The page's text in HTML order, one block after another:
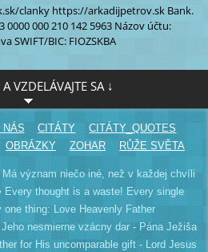
clankyhttps://arkadijpetrov.skBank.
0000000 210 142 5963Názov účtu:
SWIFT/BIC: FIOZSKBA
VZDELÁVAJTE SA ↓
NÁS CITÁTY
CITÁTY_QUOTES
OBRÁZKY ZOHAR RŮŽE SVĚTA
význam niečo iné, než v každej chvíli
Every thought is a waste! Every single
thing: Love Heavenly Father
nesmierne vzácny dar - Pána Ježiša
for His uncomparable gift - Lord Jesus